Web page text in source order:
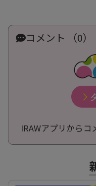
コメント （0）
IRAWアプリから